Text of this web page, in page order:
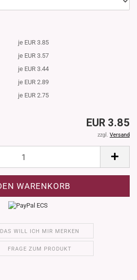
je EUR 3.85
je EUR 3.57
je EUR 3.44
je EUR 2.89
je EUR 2.75
EUR 3.85
zzgl. Versand
DAS WILL ICH MIR MERKEN
FRAGE ZUM PRODUKT